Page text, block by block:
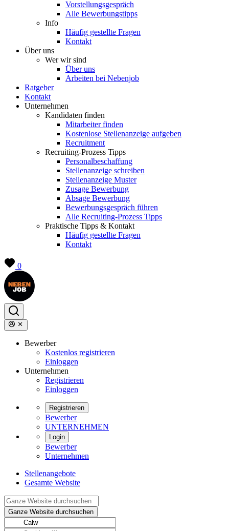
Vorstellungsgespräch
Alle Bewerbungstipps
Info
Häufig gestellte Fragen
Kontakt
Über uns
Wer wir sind
Über uns
Arbeiten bei Nebenjob
Ratgeber
Kontakt
Unternehmen
Kandidaten finden
Mitarbeiter finden
Kostenlose Stellenanzeige aufgeben
Recruitment
Recruiting-Prozess Tipps
Personalbeschaffung
Stellenanzeige schreiben
Stellenanzeige Muster
Zusage Bewerbung
Absage Bewerbung
Bewerbungsgespräch führen
Alle Recruiting-Prozess Tipps
Praktische Tipps & Kontakt
Häufig gestellte Fragen
Kontakt
0
Bewerber
Kostenlos registrieren
Einloggen
Unternehmen
Registrieren
Einloggen
Registrieren
Bewerber
UNTERNEHMEN
Login
Bewerber
Unternehmen
Stellenangebote
Gesamte Website